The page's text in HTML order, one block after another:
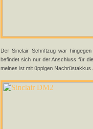
Der Sinclair Schriftzug war
befindet sich nur der Anschluss für
meines ist mit üppigen Nachrüstakkus